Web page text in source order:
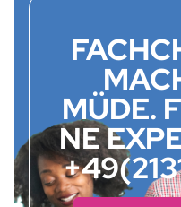
MÜDE.
NE